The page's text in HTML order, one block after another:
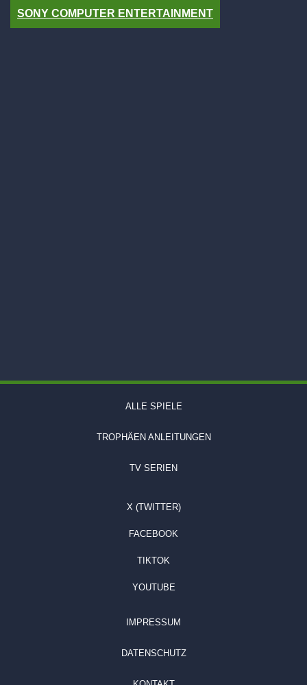
SONY COMPUTER ENTERTAINMENT
ALLE SPIELE
TROPHÄEN ANLEITUNGEN
TV SERIEN
X (TWITTER)
FACEBOOK
TIKTOK
YOUTUBE
IMPRESSUM
DATENSCHUTZ